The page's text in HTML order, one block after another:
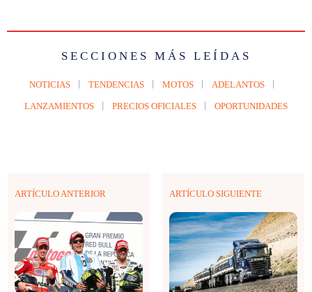
SECCIONES MÁS LEÍDAS
NOTICIAS TENDENCIAS MOTOS ADELANTOS
LANZAMIENTOS PRECIOS OFICIALES OPORTUNIDADES
ARTÍCULO ANTERIOR ARTÍCULO SIGUIENTE